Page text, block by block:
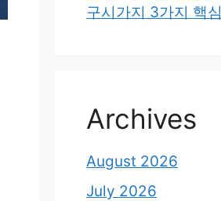
구시가지 3가지 핵심
Archives
August 2026
July 2026